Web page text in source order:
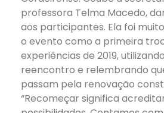
professora Telma Macedo,
aos participantes. Ela foi
o evento como a primeira
experiências de 2019,
reencontro e relembrando
passam pela renovação
“Recomeçar significa